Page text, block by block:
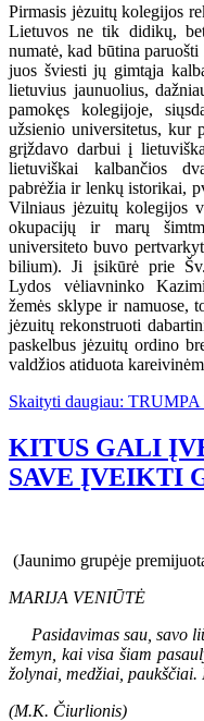
Pirmasis jėzuitų kolegijos
Lietuvos ne tik didikų,
numatė, kad būtina
juos šviesti jų gimtąja
lietuvius jaunuolius,
pamokęs kolegijoje,
užsienio universitetus, kur
grįždavo darbui į
lietuviškai kalbančios
pabrėžia ir lenkų istorikai,
Vilniaus jėzuitų kolegijos
okupacijų ir marų
universiteto buvo
bilium). Ji įsikūrė prie
Lydos vėliavninko
žemės sklype ir namuose,
jėzuitų rekonstruoti
paskelbus jėzuitų ordino
valdžios atiduota
Skaityti daugiau:
KITUS GALI
SAVE ĮVEIKTI
(Jaunimo grupėje
MARIJA VENIŪTĖ
Pasidavimas sau, savo
žemyn, kai visa šiam
žolynai, medžiai, paukščiai.
(M.K. Čiurlionis)